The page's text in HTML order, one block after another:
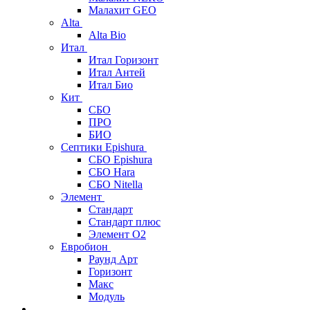
Малахит GEO
Alta
Alta Bio
Итал
Итал Горизонт
Итал Антей
Итал Био
Кит
СБО
ПРО
БИО
Септики Epishura
СБО Epishura
СБО Hara
СБО Nitella
Элемент
Стандарт
Стандарт плюс
Элемент О2
Евробион
Раунд Арт
Горизонт
Макс
Модуль